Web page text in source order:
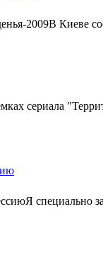
В Киеве
сериала
Я специально